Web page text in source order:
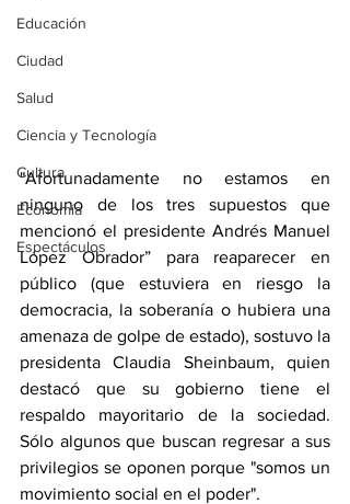
Educación
Ciudad
Salud
Ciencia y Tecnología
Cultura
Economía
Espectáculos
"Afortunadamente no estamos en
ninguno de los tres supuestos que
mencionó el presidente Andrés Manuel
López Obrador” para reaparecer en
público (que estuviera en riesgo la
democracia, la soberanía o hubiera una
amenaza de golpe de estado), sostuvo la
presidenta Claudia Sheinbaum, quien
destacó que su gobierno tiene el
respaldo mayoritario de la sociedad.
Sólo algunos que buscan regresar a sus
privilegios se oponen porque "somos un
movimiento social en el poder".